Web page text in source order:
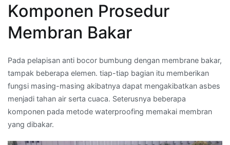
Komponen Prosedur
Membran Bakar
Pada pelapisan anti bocor bumbung dengan membrane bakar,
tampak beberapa elemen. tiap-tiap bagian itu memberikan
fungsi masing-masing akibatnya dapat mengakibatkan asbes
menjadi tahan air serta cuaca. Seterusnya beberapa
komponen pada metode waterproofing memakai membran
yang dibakar.